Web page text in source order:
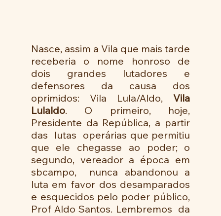
Nasce, assim a Vila que mais tarde
receberia o nome honroso de
dois grandes lutadores e
defensores da causa dos
oprimidos: Vila Lula/Aldo, Vila
Lulaldo. O primeiro, hoje,
Presidente da República, a partir
das  lutas  operárias que permitiu
que ele chegasse ao poder; o
segundo, vereador a época em
sbcampo,  nunca abandonou a
luta em favor dos desamparados
e esquecidos pelo poder público,
Prof Aldo Santos. Lembremos  da